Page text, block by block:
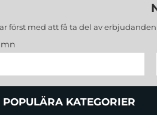
först med att få ta del av
POPULÄRA KATEGORIER